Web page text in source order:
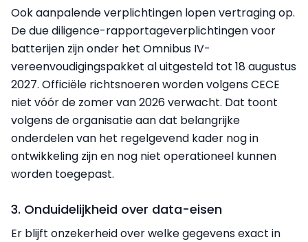
Ook aanpalende verplichtingen lopen vertraging op.
De due diligence-rapportageverplichtingen voor
batterijen zijn onder het Omnibus IV-
vereenvoudigingspakket al uitgesteld tot 18 augustus
2027. Officiële richtsnoeren worden volgens CECE
niet vóór de zomer van 2026 verwacht. Dat toont
volgens de organisatie aan dat belangrijke
onderdelen van het regelgevend kader nog in
ontwikkeling zijn en nog niet operationeel kunnen
worden toegepast.
3. Onduidelijkheid over data-eisen
Er blijft onzekerheid over welke gegevens exact in